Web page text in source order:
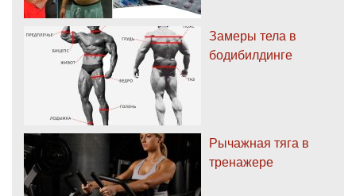
Замеры тела в
бодибилдинге
Рычажная тяга в
тренажере